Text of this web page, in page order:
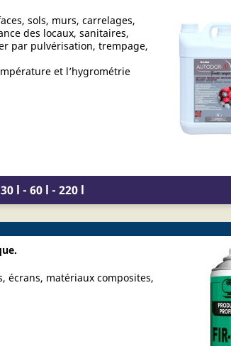
sols, murs, carrelages,
des locaux, sanitaires,
par pulvérisation, trempage,
et l’hygrométrie
l - 60 l - 220 l
écrans, matériaux composites,